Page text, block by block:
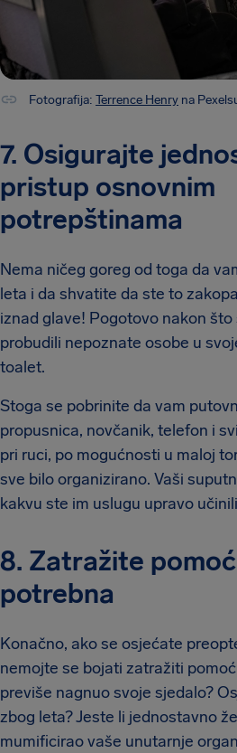
Fotografija: Terrence Henry na
7. Osigurajte
pristup osnovnim
potrepštinama
Nema ničeg goreg od toga da
leta i da shvatite da ste to
iznad glave! Pogotovo nakon
probudili nepoznate osobe u
toalet.
Stoga se pobrinite da vam
propusnica, novčanik, telefon i
pri ruci, po mogućnosti u maloj
sve bilo organizirano. Vaši
kakvu ste im uslugu upravo
8. Zatražite
potrebna
Konačno, ako se osjećate
nemojte se bojati zatražiti
previše nagnuo svoje sjedalo?
zbog leta? Jeste li jednostavno
mumificirao vaše unutarnje